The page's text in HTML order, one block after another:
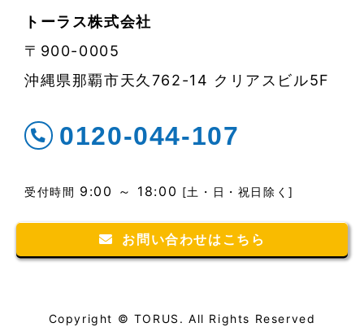
トーラス株式会社
〒900-0005
沖縄県那覇市天久762-14 クリアスビル5F
0120-044-107
受付時間 9:00 ～ 18:00 [土・日・祝日除く]
お問い合わせはこちら
Copyright © TORUS. All Rights Reserved